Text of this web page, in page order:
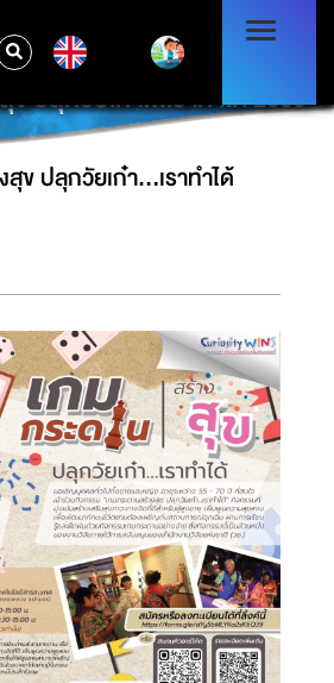
ข ปลุกวัยเก๋า...เราทำได้ 2566
ข ปลุกวัยเก๋า...เราทำได้